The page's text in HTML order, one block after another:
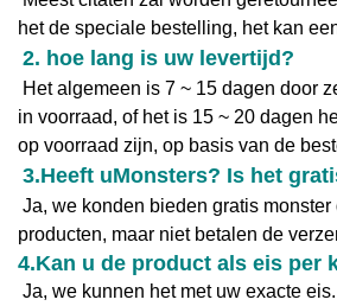
het de speciale bestelling, het kan
2. hoe lang is uw levertijd?
Het algemeen is 7 ~ 15 dagen door
in voorraad, of het is 15 ~ 20 dagen
op voorraad zijn, op basis van de
3.Heeft uMonsters? Is het
Ja, we konden bieden gratis
producten, maar niet betalen de
4.Kan u de product als eis per
Ja, we kunnen het met uw exacte eis.